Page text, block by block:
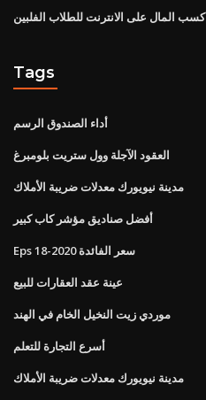
كسب المال على الانترنت للطلاب الفلبين
Tags
أداء الصندوق الرسم
العقود الآجلة وول ستريت بلومبرغ
مدينة نيويورك معدلات ضريبة الأملاك
أفضل صناديق مؤشر كاب كبير
Eps سعر الفائدة 2020-18
عينة عقد العقارات للبيع
موردي زيت النخيل الخام في الهند
أسرع التجارة للتعلم
مدينة نيويورك معدلات ضريبة الأملاك